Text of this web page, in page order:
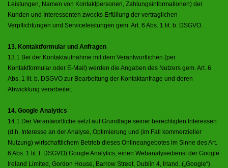
Leistungen, Namen von Kontaktpersonen, Zahlungsinformationen) der
Kunden und Interessenten zwecks Erfüllung der vertraglichen
Verpflichtungen und Serviceleistungen gem. Art. 6 Abs. 1 lit. b. DSGVO.
13. Kontaktformular und Anfragen
13.1 Bei der Kontaktaufnahme mit dem Verantwortlichen (per
Kontaktformular oder E-Mail) werden die Angaben des Nutzers gem. Art. 6
Abs. 1 lit. b. DSGVO zur Bearbeitung der Kontaktanfrage und deren
Abwicklung verarbeitet.
14. Google Analytics
14.1 Der Verantwortliche setzt auf Grundlage seiner berechtigten Interessen
(d.h. Interesse an der Analyse, Optimierung und (im Fall kommerzieller
Nutzung) wirtschaftlichem Betrieb dieses Onlineangebotes im Sinne des Art.
6 Abs. 1 lit. f. DSGVO) Google Analytics, einen Webanalysedienst der Google
Ireland Limited, Gordon House, Barrow Street, Dublin 4, Irland. („Google“)